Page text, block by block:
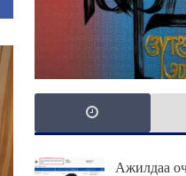
Ажилдаа